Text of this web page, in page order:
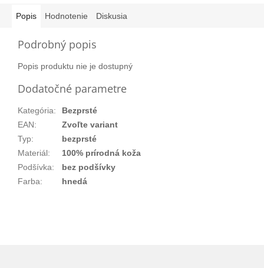
Popis Hodnotenie Diskusia
Podrobný popis
Popis produktu nie je dostupný
Dodatočné parametre
Kategória:
Bezprsté
EAN:
Zvoľte variant
Typ:
bezprsté
Materiál:
100% prírodná koža
Podšívka:
bez podšívky
Farba: hnedá